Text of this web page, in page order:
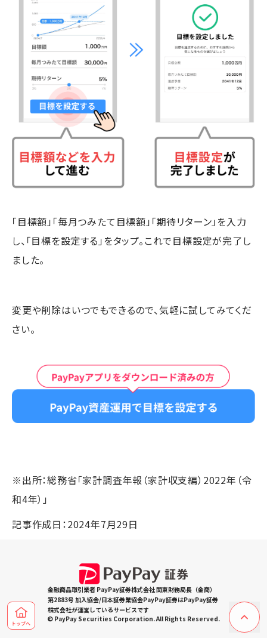
「目標額」「毎月つみたて目標額」「期待リターン」を入力
し、「目標を設定する」をタップ。これで目標設定が完了し
ました。
変更や削除はいつでもできるので、気軽に試してみてくだ
さい。
※出所：総務省「家計調査年報（家計収支編）2022年（令
和4年）」
記事作成日：2024年7月29日
金融商品取引業者 PayPay証券株式会社 関東財務局長（金商）
第2883号 加入協会/日本証券業協会PayPay証券はPayPay証券
株式会社が運営しているサービスです
© PayPay Securities Corporation. All Rights Reserved.